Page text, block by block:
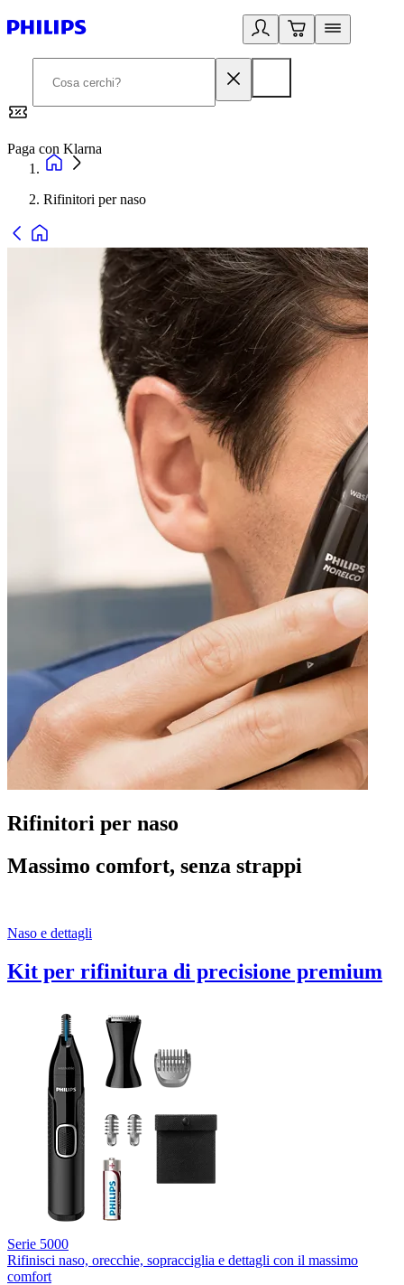
Paga con Klarna
Rifinitori per naso
Rifinitori per naso
Massimo comfort, senza strappi
Naso e dettagli
Kit per rifinitura di precisione premium
Serie 5000
Rifinisci naso, orecchie, sopracciglia e dettagli con il massimo
comfort